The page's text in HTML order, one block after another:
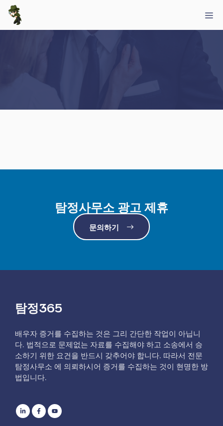
Skip
content
탐정사무소 광고 제휴
문의하기
탐정365
배우자 증거를 수집하는 것은 그리 간단한 작업이 아닙니
다. 법적으로 문제없는 자료를 수집해야 하고 소송에서 승
소하기 위한 요건을 반드시 갖추어야 합니다. 따라서 전문
탐정사무소 에 의뢰하시어 증거를 수집하는 것이 현명한 방
법입니다.